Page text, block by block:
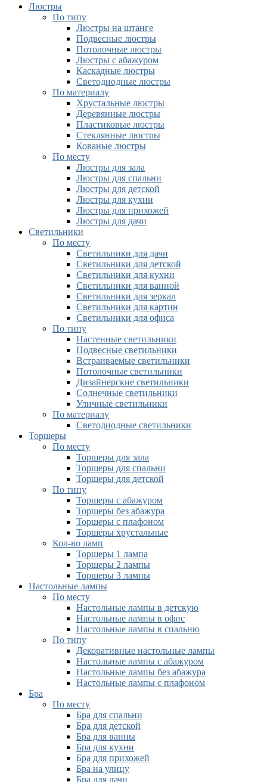
Люстры
По типу
Люстры на штанге
Подвесные люстры
Потолочные люстры
Люстры с абажуром
Каскадные люстры
Светодиодные люстры
По материалу
Хрустальные люстры
Деревянные люстры
Пластиковые люстры
Стеклянные люстры
Кованые люстры
По месту
Люстры для зала
Люстры для спальни
Люстры для детской
Люстры для кухни
Люстры для прихожей
Люстры для дачи
Светильники
По месту
Светильники для дачи
Светильники для детской
Светильники для кухни
Светильники для ванной
Светильники для зеркал
Светильники для картин
Светильники для офиса
По типу
Настенные светильники
Подвесные светильники
Встраиваемые светильники
Потолочные светильники
Дизайнерские светильники
Солнечные светильники
Уличные светильники
По материалу
Светодиодные светильники
Торшеры
По месту
Торшеры для зала
Торшеры для спальни
Торшеры для детской
По типу
Торшеры с абажуром
Торшеры без абажура
Торшеры с плафоном
Торшеры хрустальные
Кол-во ламп
Торшеры 1 лампа
Торшеры 2 лампы
Торшеры 3 лампы
Настольные лампы
По месту
Настольные лампы в детскую
Настольные лампы в офис
Настольные лампы в спальню
По типу
Декоративные настольные лампы
Настольные лампы с абажуром
Настольные лампы без абажура
Настольные лампы с плафоном
Бра
По месту
Бра для спальни
Бра для детской
Бра для ванны
Бра для кухни
Бра для прихожей
Бра на улицу
Бра для дачи